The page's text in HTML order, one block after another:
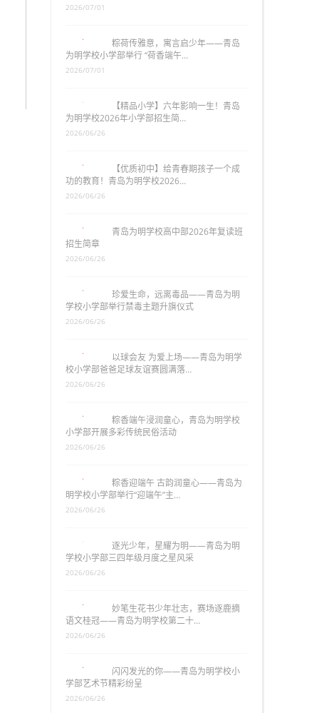
2026/07/01
粽荷传雅意，寓言启少年——青岛
为明学校小学部举行 “荷香端午…
2026/07/01
【精品小学】六年影响一生！青岛
为明学校2026年小学部招生简…
2026/06/26
【优质初中】给青春期孩子一个成
功的教育！青岛为明学校2026…
2026/06/26
青岛为明学校高中部2026年复读班
招生简章
2026/06/26
珍爱生命，远离毒品——青岛为明
学校小学部举行禁毒主题升旗仪式
2026/06/26
以球会友 为爱上场——青岛为明学
校小学部爸爸足球友谊赛圆满落…
2026/06/26
粽香端午浸润童心，青岛为明学校
小学部开展多彩传统民俗活动
2026/06/26
粽香迎端午 古韵润童心——青岛为
明学校小学部举行“迎端午”主…
2026/06/26
逐光少年，星耀为明——青岛为明
学校小学部三四年级月度之星风采
2026/06/26
妙笔生花书少年壮志，赛场逐鹿摘
语文桂冠——青岛为明学校第二十…
2026/06/26
闪闪发光的你——青岛为明学校小
学部艺术节精彩纷呈
2026/06/26